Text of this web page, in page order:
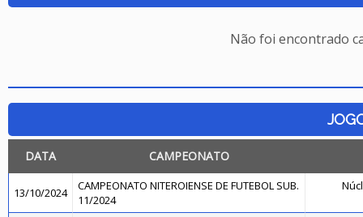
Não foi encontrado
DATA CAMPEONATO
13/10/2024
CAMPEONATO NITEROIENSE DE FUTEBOL SUB.
11/2024